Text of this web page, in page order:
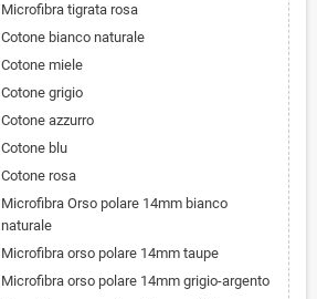
Microfibra tigrata rosa
Cotone bianco naturale
Cotone miele
Cotone grigio
Cotone azzurro
Cotone blu
Cotone rosa
Microfibra Orso polare 14mm bianco
naturale
Microfibra orso polare 14mm taupe
Microfibra orso polare 14mm grigio-argento